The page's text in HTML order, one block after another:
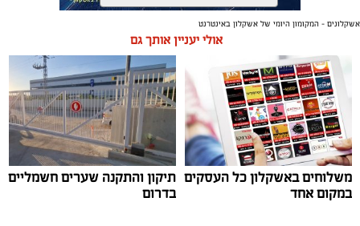
תגים:טקסט פוליטי, שירים פוליטייםאשקלונים - המקומון היומי של אשקלון באינטרנט
אולי יעניין אותך גם
משלוחים באשקלון כל העסקים
במקום אחד
תיקון והתקנה שערים חשמליים
בדרום